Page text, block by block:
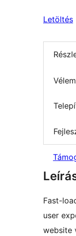
Letöltés
Fast-
user
website